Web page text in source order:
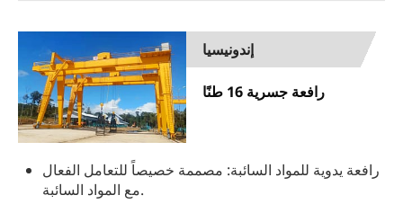
إندونيسيا
رافعة جسرية 16 طنًا
رافعة يدوية للمواد السائبة: مصممة خصيصاً للتعامل الفعال
مع المواد السائبة.